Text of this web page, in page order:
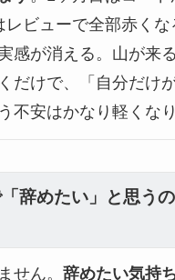
レビューで全部赤くな
感が消える。山が来
だけで、「自分だけ
不安はかなり軽くなり
辞めたい」と思う
せん。 辞めたい気持